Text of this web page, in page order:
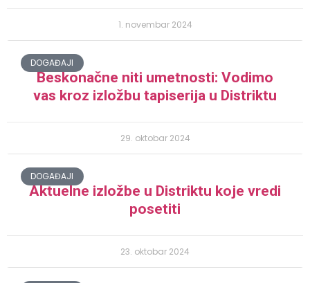
1. novembar 2024
DOGAĐAJI
Beskonačne niti umetnosti: Vodimo
vas kroz izložbu tapiserija u Distriktu
29. oktobar 2024
DOGAĐAJI
Aktuelne izložbe u Distriktu koje vredi
posetiti
23. oktobar 2024